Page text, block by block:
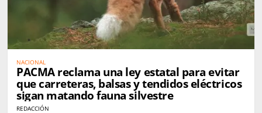
NACIONAL
PACMA reclama una ley estatal para evitar
que carreteras, balsas y tendidos eléctricos
sigan matando fauna silvestre
REDACCIÓN